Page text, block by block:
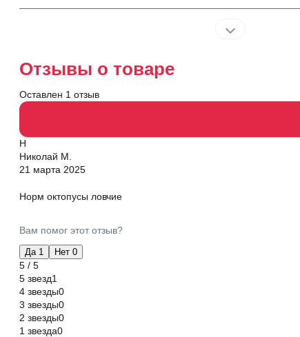
Отзывы о товаре
Оставлен 1 отзыв
Н
Николай М.
21 марта 2025
Норм октопусы ловчие
Вам помог этот отзыв?
Да 1 Нет 0
5 / 5
5 звезд1
4 звезды0
3 звезды0
2 звезды0
1 звезда0